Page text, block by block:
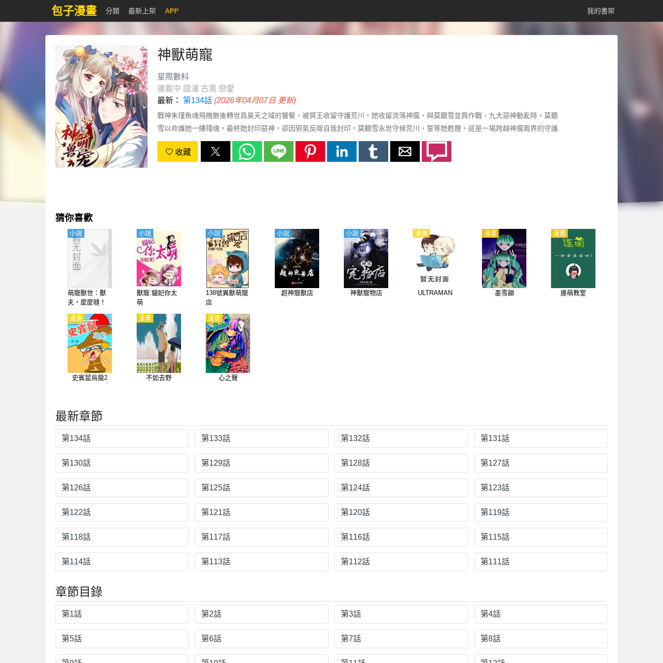
包子漫畫 分類 最新上架 APP 我的書架
神獸萌寵
星際數科
連載中 國漫 古風 戀愛
最新： 第134話 (2026年04月07日 更新)
戰神朱瑾魚魂飛魄散後轉世爲昊天之域的饕餮，被冥王收留守護荒川。她收留流落神魔，與莫聽雪並肩作戰，九大惡神動亂時，莫聽
雪以命護她一縷殘魂。最終她封印惡神，卻因邪氣反噬自我封印。莫聽雪永世守候荒川，誓等她甦醒。這是一場跨越神魔兩界的守護
與救贖，愛恨交織，宿命輪迴，在荒川之上譜寫一曲忠貞不渝的史詩。
收藏
猜你喜歡
萌寵獸世：獸
夫，麼麼噠！
小說
獸寵:貓妃你太
萌
小說
138號異獸萌寵
店
小說
超神寵獸店
小說
神獸寵物店
小說
ULTRAMAN
漫畫
墨雪韻
漫畫
連萌教室
漫畫
史賓鼠烏龍2
漫畫
不如去野
漫畫
心之聲
漫畫
最新章節
第134話 第133話 第132話 第131話
第130話 第129話 第128話 第127話
第126話 第125話 第124話 第123話
第122話 第121話 第120話 第119話
第118話 第117話 第116話 第115話
第114話 第113話 第112話 第111話
章節目錄
第1話 第2話 第3話 第4話
第5話 第6話 第7話 第8話